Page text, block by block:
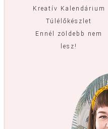
Kreatív Kalendárium
Túlélőkészlet
Ennél zöldebb nem
lesz!